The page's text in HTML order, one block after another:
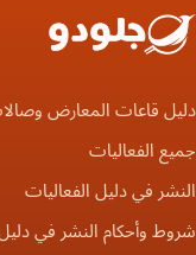
دليل قاعات المعارض
جميع الفعاليات
النشر في دليل الفعاليات
شروط وأحكام النشر في